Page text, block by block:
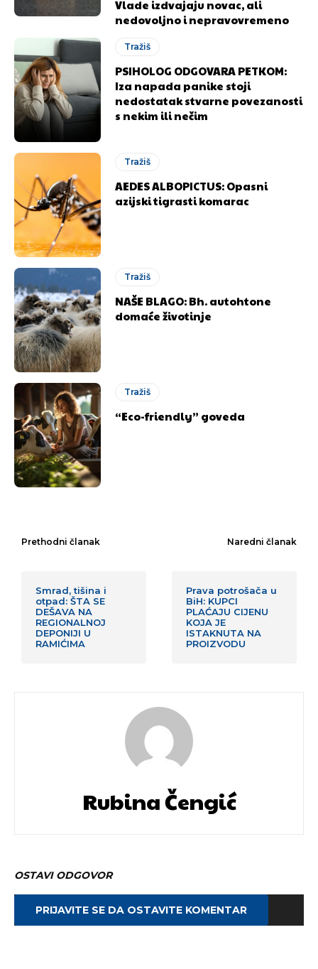
Vlade izdvajaju novac, ali
nedovoljno i nepravovremeno
Tražiš
PSIHOLOG ODGOVARA PETKOM:
Iza napada panike stoji
nedostatak stvarne povezanosti
s nekim ili nečim
Tražiš
AEDES ALBOPICTUS: Opasni
azijski tigrasti komarac
Tražiš
NAŠE BLAGO: Bh. autohtone
domaće životinje
Tražiš
“Eco-friendly” goveda
Prethodni članak
Smrad, tišina i
otpad: ŠTA SE
DEŠAVA NA
REGIONALNOJ
DEPONIJI U
RAMIĆIMA
Naredni članak
Prava potrošača u
BiH: KUPCI
PLAĆAJU CIJENU
KOJA JE
ISTAKNUTA NA
PROIZVODU
Rubina Čengić
OSTAVI ODGOVOR
PRIJAVITE SE DA OSTAVITE KOMENTAR